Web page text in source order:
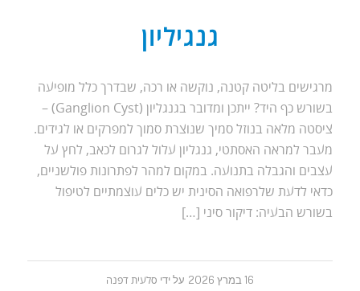
גנגיליון
מרגישים בליטה קטנה, נוקשה או רכה, שבדרך כלל מופיעה
בשורש כף היד? ייתכן ומדובר בגנגליון (Ganglion Cyst) –
ציסטה מלאה בנוזל סמיך שנוצרת סמוך למפרקים או לגידים.
מעבר למראה האסתטי, גנגליון עלול לגרום לכאב, לחץ על
עצבים והגבלה בתנועה. במקום למהר לפתרונות פולשניים,
כדאי לדעת שלרפואה הסינית יש כלים עוצמתיים לטיפול
בשורש הבעיה: דיקור סיני […]
16 במרץ 2026 על ידי סלעית דפנה